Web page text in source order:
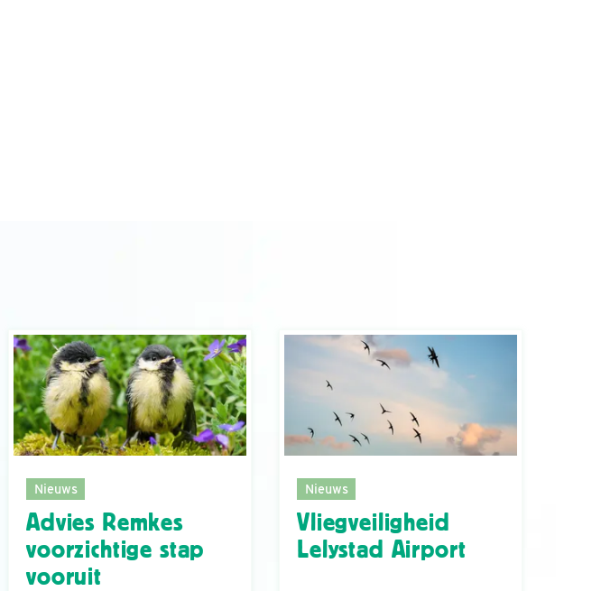
Nieuws
Advies Remkes
voorzichtige stap
vooruit
Nieuws
Vliegveiligheid
Lelystad Airport